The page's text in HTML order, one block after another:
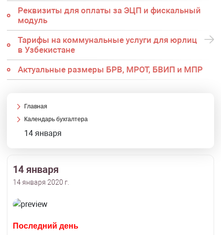
Реквизиты для оплаты за ЭЦП и фискальный
модуль
Тарифы на коммунальные услуги для юрлиц
в Узбекистане
Актуальные размеры БРВ, МРОТ, БВИП и МПР
Главная
Календарь бухгалтера
14 января
14 января
14 января 2020 г.
Последний день